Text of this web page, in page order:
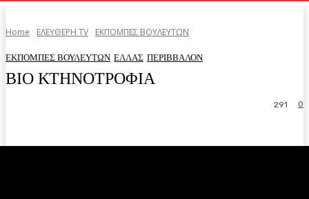
Home ΕΛΕΥΘΕΡΗ ΤV ΕΚΠΟΜΠΕΣ ΒΟΥΛΕΥΤΩΝ
ΕΚΠΟΜΠΕΣ ΒΟΥΛΕΥΤΩΝ ΕΛΛΑΣ ΠΕΡΙΒΒΑΛΟΝ
ΒΙΟ ΚΤΗΝΟΤΡΟΦΙΑ
0
291